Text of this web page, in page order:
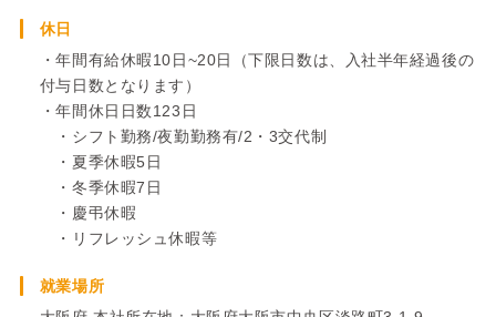
休日
・年間有給休暇10日~20日（下限日数は、入社半年経過後の
付与日数となります）
・年間休日日数123日
・シフト勤務/夜勤勤務有/2・3交代制
・夏季休暇5日
・冬季休暇7日
・慶弔休暇
・リフレッシュ休暇等
就業場所